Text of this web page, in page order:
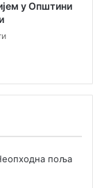
у Општини
поља